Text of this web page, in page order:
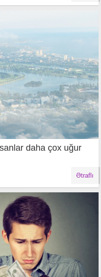
daha çox uğur
Ətraflı